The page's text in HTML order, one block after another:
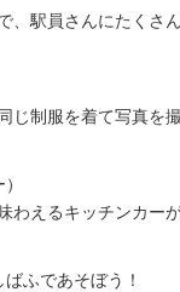
、駅員さんにたくさ
じ制服を着て写真を撮
わえるキッチンカー
ふであそぼう！